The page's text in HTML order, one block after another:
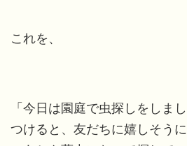
これを、
「今日は園庭で虫探しをしま
つけると、友だちに嬉しそう